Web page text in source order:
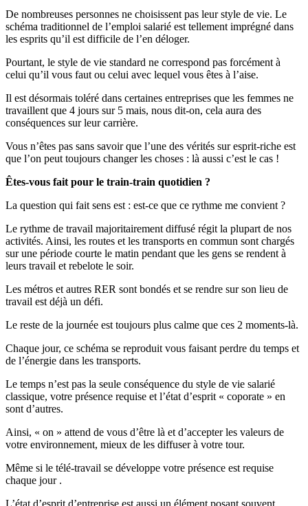
De nombreuses personnes ne choisissent pas leur style de vie. Le
schéma traditionnel de l’emploi salarié est tellement imprégné dans
les esprits qu’il est difficile de l’en déloger.
Pourtant, le style de vie standard ne correspond pas forcément à
celui qu’il vous faut ou celui avec lequel vous êtes à l’aise.
Il est désormais toléré dans certaines entreprises que les femmes ne
travaillent que 4 jours sur 5 mais, nous dit-on, cela aura des
conséquences sur leur carrière.
Vous n’êtes pas sans savoir que l’une des vérités sur esprit-riche est
que l’on peut toujours changer les choses : là aussi c’est le cas !
Êtes-vous fait pour le train-train quotidien ?
La question qui fait sens est : est-ce que ce rythme me convient ?
Le rythme de travail majoritairement diffusé régit la plupart de nos
activités. Ainsi, les routes et les transports en commun sont chargés
sur une période courte le matin pendant que les gens se rendent à
leurs travail et rebelote le soir.
Les métros et autres RER sont bondés et se rendre sur son lieu de
travail est déjà un défi.
Le reste de la journée est toujours plus calme que ces 2 moments-là.
Chaque jour, ce schéma se reproduit vous faisant perdre du temps et
de l’énergie dans les transports.
Le temps n’est pas la seule conséquence du style de vie salarié
classique, votre présence requise et l’état d’esprit « coporate » en
sont d’autres.
Ainsi, « on » attend de vous d’être là et d’accepter les valeurs de
votre environnement, mieux de les diffuser à votre tour.
Même si le télé-travail se développe votre présence est requise
chaque jour .
L’état d’esprit d’entreprise est aussi un élément posant souvent